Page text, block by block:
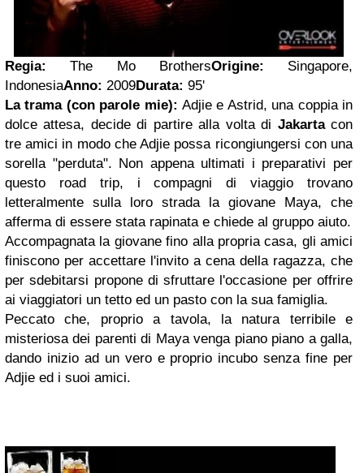
Regia:The Mo BrothersOrigine: Singapore,
IndonesiaAnno: 2009Durata: 95'
La trama (con parole mie): Adjie e Astrid, una coppia in
dolce attesa, decide di partire alla volta di Jakartacon
tre amici in modo che Adjie possa ricongiungersi con una
sorella "perduta". Non appena ultimati i preparativi per
questo road trip, i compagni di viaggio trovano
letteralmente sulla loro strada la giovane Maya, che
afferma di essere stata rapinata e chiede al gruppo aiuto.
Accompagnata la giovane fino alla propria casa, gli amici
finiscono per accettare l'invito a cena della ragazza, che
per sdebitarsi propone di sfruttare l'occasione per offrire
ai viaggiatori un tetto ed un pasto con la sua famiglia.
Peccato che, proprio a tavola, la natura terribile e
misteriosa dei parenti di Maya venga piano piano a galla,
dando inizio ad un vero e proprio incubo senza fine per
Adjie ed i suoi amici.